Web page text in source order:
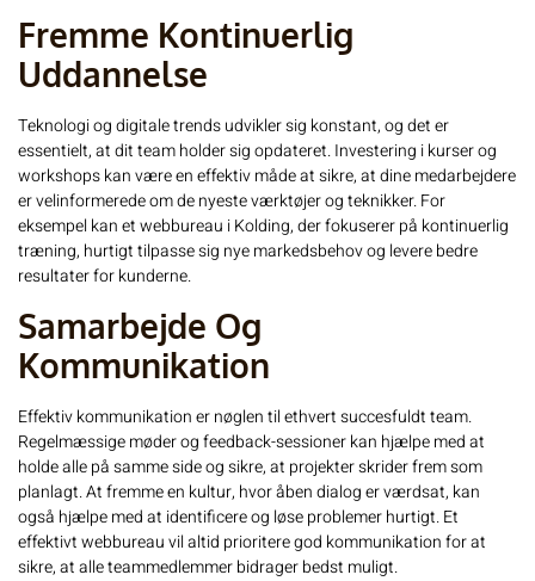
Fremme Kontinuerlig
Uddannelse
Teknologi og digitale trends udvikler sig konstant, og det er
essentielt, at dit team holder sig opdateret. Investering i kurser og
workshops kan være en effektiv måde at sikre, at dine medarbejdere
er velinformerede om de nyeste værktøjer og teknikker. For
eksempel kan et webbureau i Kolding, der fokuserer på kontinuerlig
træning, hurtigt tilpasse sig nye markedsbehov og levere bedre
resultater for kunderne.
Samarbejde Og
Kommunikation
Effektiv kommunikation er nøglen til ethvert succesfuldt team.
Regelmæssige møder og feedback-sessioner kan hjælpe med at
holde alle på samme side og sikre, at projekter skrider frem som
planlagt. At fremme en kultur, hvor åben dialog er værdsat, kan
også hjælpe med at identificere og løse problemer hurtigt.Et
effektivt webbureauvil altid prioritere god kommunikation for at
sikre, at alle teammedlemmer bidrager bedst muligt.